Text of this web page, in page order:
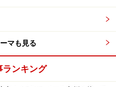
すぎて安直に聞こえる……な
らよいですが、安易に使いす
を知っておき、シーンに合
マも見る
ランキング